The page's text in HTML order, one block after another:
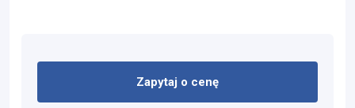
Zapytaj o cenę